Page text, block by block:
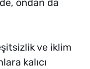
ondan da
ve iklim
kalıcı